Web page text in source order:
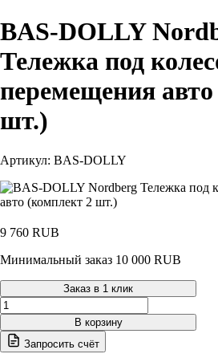
BAS-DOLLY
Тележка под
перемещения
шт.)
Артикул: BAS-DOLLY
9 760 RUB
Минимальный заказ 10 000 RUB
Заказ в 1 клик
Количество
товара
BAS-
DOLLY
В корзину
Запросить счёт